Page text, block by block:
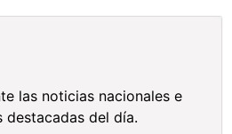
las noticias nacionales e
destacadas del día.